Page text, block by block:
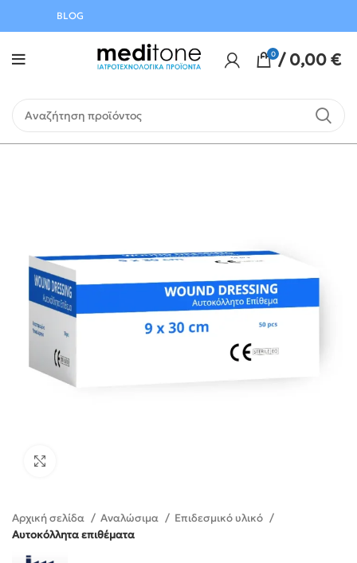
BLOG
0 / 0,00€
Αρχική σελίδα Αναλώσιμα
Επιδεσμικό υλικό
Αυτοκόλλητα επιθέματα
Αυγούστου